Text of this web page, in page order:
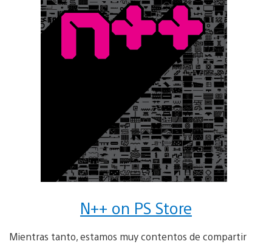
N++ on PS Store
Mientras tanto, estamos muy contentos de compartir